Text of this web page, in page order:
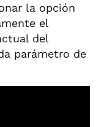
la opción
el
del
parámetro de